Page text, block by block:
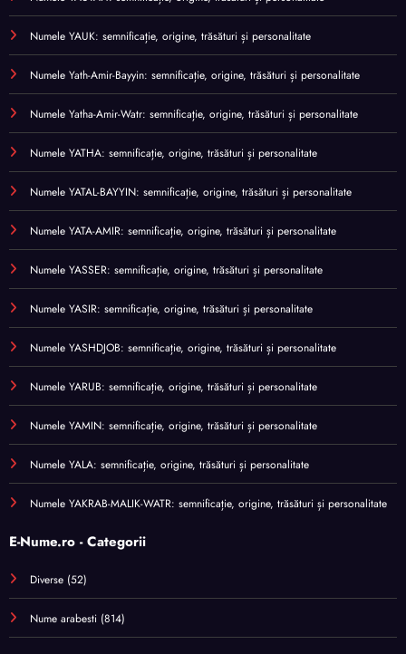
Numele YAUK: semnificație, origine, trăsături și personalitate
Numele Yath-Amir-Bayyin: semnificație, origine, trăsături și personalitate
Numele Yatha-Amir-Watr: semnificație, origine, trăsături și personalitate
Numele YATHA: semnificație, origine, trăsături și personalitate
Numele YATAL-BAYYIN: semnificație, origine, trăsături și personalitate
Numele YATA-AMIR: semnificație, origine, trăsături și personalitate
Numele YASSER: semnificație, origine, trăsături și personalitate
Numele YASIR: semnificație, origine, trăsături și personalitate
Numele YASHDJOB: semnificație, origine, trăsături și personalitate
Numele YARUB: semnificație, origine, trăsături și personalitate
Numele YAMIN: semnificație, origine, trăsături și personalitate
Numele YALA: semnificație, origine, trăsături și personalitate
Numele YAKRAB-MALIK-WATR: semnificație, origine, trăsături și personalitate
E-Nume.ro - Categorii
Diverse (52)
Nume arabesti (814)